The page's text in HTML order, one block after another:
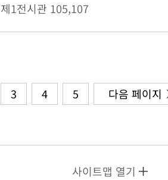
제1전시관 105,107
3 4 5 다음 페이지
사이트맵 열기